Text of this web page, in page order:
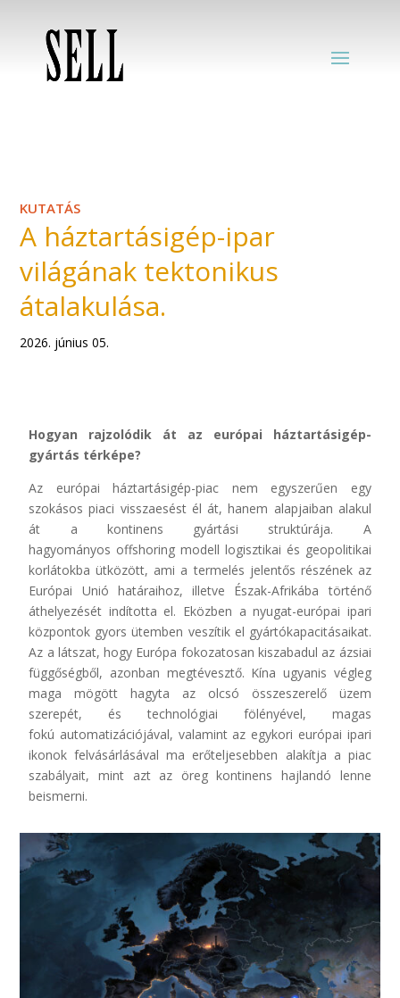
KUTATÁS
A háztartásigép-ipar
világának tektonikus
átalakulása.
2026. június 05.
Hogyan rajzolódik át az európai háztartásigép-
gyártás térképe?
Az európai háztartásigép-piac nem egyszerűen egy
szokásos piaci visszaesést él át, hanem alapjaiban alakul
át a kontinens gyártási struktúrája. A
hagyományos offshoring modell logisztikai és geopolitikai
korlátokba ütközött, ami a termelés jelentős részének az
Európai Unió határaihoz, illetve Észak-Afrikába történő
áthelyezését indította el. Eközben a nyugat-európai ipari
központok gyors ütemben veszítik el gyártókapacitásaikat.
Az a látszat, hogy Európa fokozatosan kiszabadul az ázsiai
függőségből, azonban megtévesztő. Kína ugyanis végleg
maga mögött hagyta az olcsó összeszerelő üzem
szerepét, és technológiai fölényével, magas
fokú automatizációjával, valamint az egykori európai ipari
ikonok felvásárlásával ma erőteljesebben alakítja a piac
szabályait, mint azt az öreg kontinens hajlandó lenne
beismerni.